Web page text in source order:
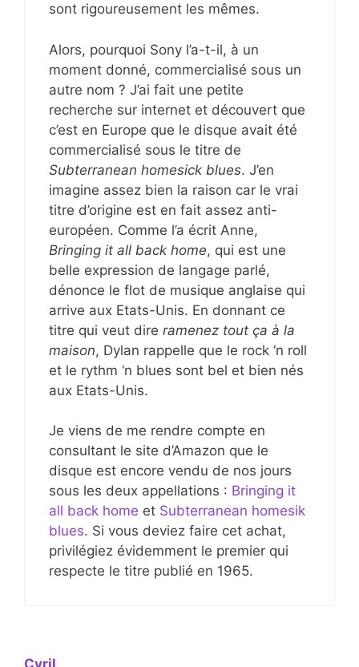
sont rigoureusement les mêmes.
Alors, pourquoi Sony l’a-t-il, à un
moment donné, commercialisé sous un
autre nom ? J’ai fait une petite
recherche sur internet et découvert que
c’est en Europe que le disque avait été
commercialisé sous le titre de
Subterranean homesick blues. J’en
imagine assez bien la raison car le vrai
titre d’origine est en fait assez anti-
européen. Comme l’a écrit Anne,
Bringing it all back home, qui est une
belle expression de langage parlé,
dénonce le flot de musique anglaise qui
arrive aux Etats-Unis. En donnant ce
titre qui veut dire ramenez tout ça à la
maison, Dylan rappelle que le rock ‘n roll
et le rythm ‘n blues sont bel et bien nés
aux Etats-Unis.
Je viens de me rendre compte en
consultant le site d’Amazon que le
disque est encore vendu de nos jours
sous les deux appellations : Bringing it
all back home et Subterranean homesik
blues. Si vous deviez faire cet achat,
privilégiez évidemment le premier qui
respecte le titre publié en 1965.